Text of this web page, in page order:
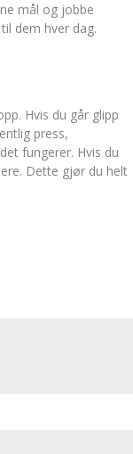
mål og jobbe
dem hver dag.
Hvis du går glipp
press,
fungerer. Hvis du
Dette gjør du helt